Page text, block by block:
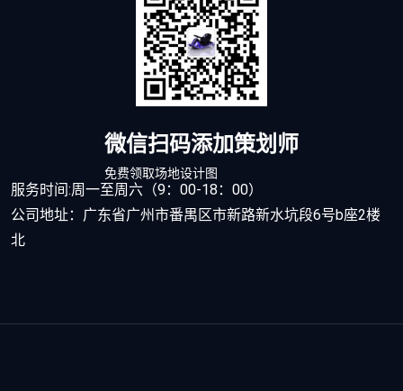
微信扫码添加策划师
免费领取场地设计图
服务时间:周一至周六（9：00-18：00）
公司地址：广东省广州市番禺区市新路新水坑段6号b座2楼
北